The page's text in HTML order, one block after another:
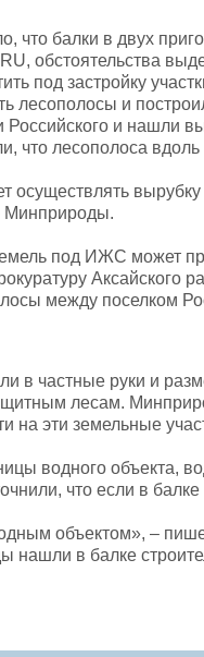
что балки в двух
обстоятельства
под застройку
лесополосы и
и нашли
лесополоса вдоль
Минприроды.
под ИЖС может
Аксайского
между поселком
в частные руки и
лесам.
на эти земельные
водного объекта,
что если в
объектом», –
в балке